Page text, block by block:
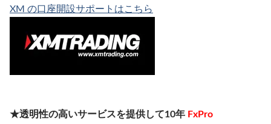
XM の口座開設サポートはこちら
★透明性の高いサービスを提供して10年 FxPro